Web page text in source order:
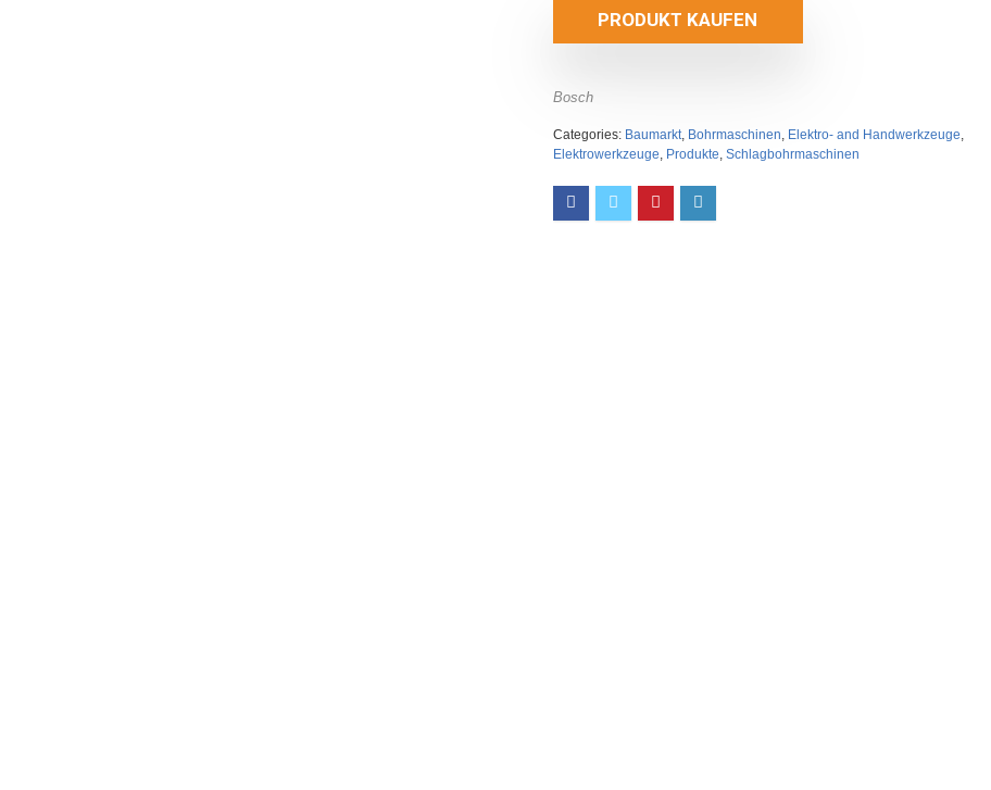
PRODUKT KAUFEN
Bosch
Categories: Baumarkt, Bohrmaschinen, Elektro- and Handwerkzeuge,
Elektrowerkzeuge, Produkte, Schlagbohrmaschinen